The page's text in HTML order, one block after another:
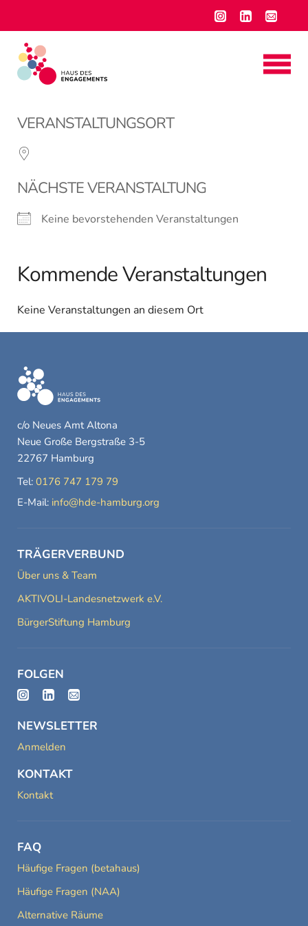
VERANSTALTUNGSORT
NÄCHSTE VERANSTALTUNG
Keine bevorstehenden Veranstaltungen
Kommende Veranstaltungen
Keine Veranstaltungen an diesem Ort
c/o Neues Amt Altona
Neue Große Bergstraße 3-5
22767 Hamburg
Tel: 0176 747 179 79
E-Mail: info@hde-hamburg.org
TRÄGERVERBUND
Über uns & Team
AKTIVOLI-Landesnetzwerk e.V.
BürgerStiftung Hamburg
FOLGEN
NEWSLETTER
Anmelden
KONTAKT
Kontakt
FAQ
Häufige Fragen (betahaus)
Häufige Fragen (NAA)
Alternative Räume